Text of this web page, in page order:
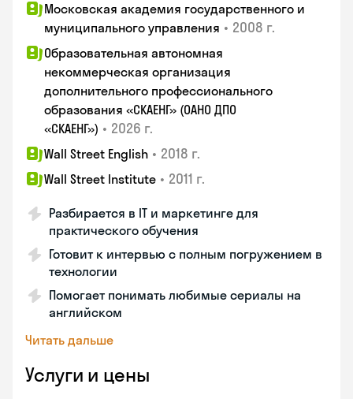
Московская академия государственного и
муниципального управления • 2008 г.
Образовательная автономная
некоммерческая организация
дополнительного профессионального
образования «СКАЕНГ» (ОАНО ДПО
«СКАЕНГ») • 2026 г.
Wall Street English • 2018 г.
Wall Street Institute • 2011 г.
Разбирается в IT и маркетинге для
практического обучения
Готовит к интервью с полным погружением в
технологии
Помогает понимать любимые сериалы на
английском
Читать дальше
Услуги и цены